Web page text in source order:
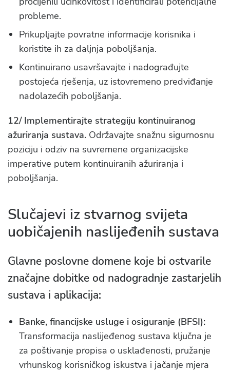
probleme.
Prikupljajte povratne informacije korisnika i
koristite ih za daljnja poboljšanja.
Kontinuirano usavršavajte i nadograđujte
postojeća rješenja, uz istovremeno predviđanje
nadolazećih poboljšanja.
12/ Implementirajte strategiju kontinuiranog
ažuriranja sustava. Održavajte snažnu sigurnosnu
poziciju i odziv na suvremene organizacijske
imperative putem kontinuiranih ažuriranja i
poboljšanja.
Slučajevi iz stvarnog svijeta
uobičajenih naslijeđenih sustava
Glavne poslovne domene koje bi ostvarile
značajne dobitke od nadogradnje zastarjelih
sustava i aplikacija:
Banke, financijske usluge i osiguranje (BFSI):
Transformacija naslijeđenog sustava ključna je
za poštivanje propisa o usklađenosti, pružanje
vrhunskog korisničkog iskustva i jačanje mjera